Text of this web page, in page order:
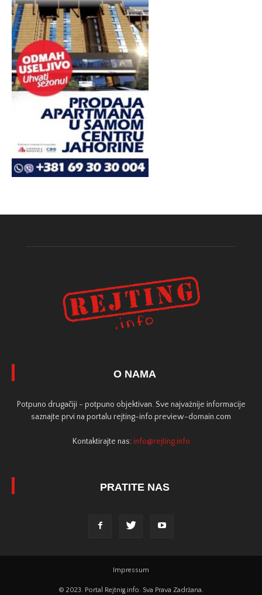
O NAMA
Potpuno drugačiji - potpuno objektivan. Sve najvažnije informacije
saznajte prvi na portalu rejting-info.preview-domain.com
Kontaktirajte nas: info@rejting.info
PRATITE NAS
Impressum
© 2023. Portal Rejtnig.info. Sva Prava Zadržana.